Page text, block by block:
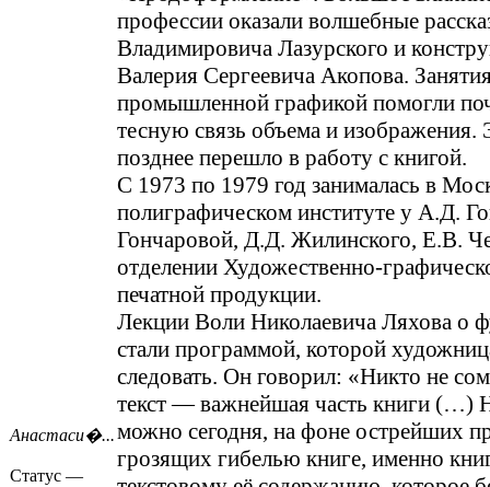
Анастаси�...
Статус —
профессии оказали волшебные
Владимировича Лазурского и
Валерия Сергеевича Акопова.
промышленной графикой помогли
тесную связь объема и изображения.
позднее перешло в работу с книгой.
С 1973 по 1979 год занималась в
полиграфическом институте у А.Д.
Гончаровой, Д.Д. Жилинского, Е.В.
отделении Художественно-
печатной продукции.
Лекции Воли Николаевича Ляхова о
стали программой, которой
следовать. Он говорил: «Никто не
текст — важнейшая часть книги (…)
можно сегодня, на фоне острейших
грозящих гибелью книге, именно